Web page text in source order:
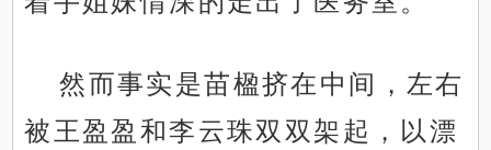
然而事实是苗楹挤在中间，左右
被王盈盈和李云珠双双架起，以漂